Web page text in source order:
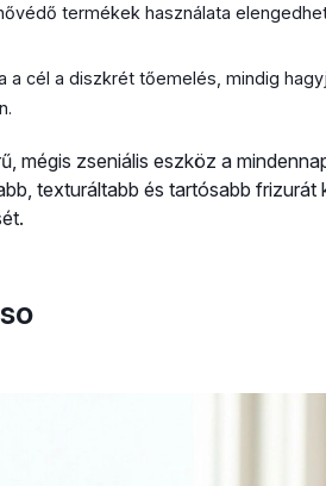
termékek használata
a cél a diszkrét tőemelés, mindig
mégis zseniális eszköz a
texturáltabb és tartósabb